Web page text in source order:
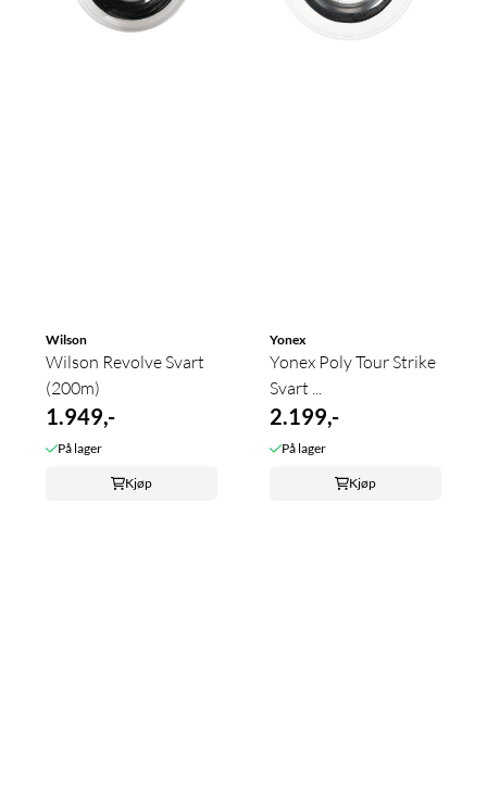
Wilson
Wilson Revolve Svart
(200m)
1.949,-
På lager
Kjøp
Yonex
Yonex Poly Tour Strike
Svart ...
2.199,-
På lager
Kjøp